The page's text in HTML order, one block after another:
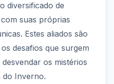
diversificado de
suas próprias
Estes aliados são
desafios que surgem
os mistérios
do Inverno.